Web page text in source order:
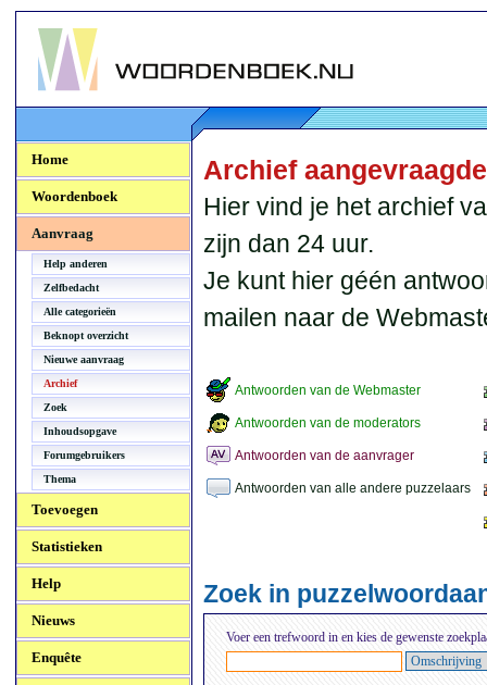
Woordenboek.NU
Home
Woordenboek
Aanvraag
Help anderen
Zelfbedacht
Alle categorieën
Beknopt overzicht
Nieuwe aanvraag
Archief
Zoek
Inhoudsopgave
Forumgebruikers
Thema
Toevoegen
Statistieken
Help
Nieuws
Enquête
Archief
Hier vind je het archief
zijn dan 24 uur.
Je kunt hier géén
mailen naar de
Antwoorden van de Webmaster
Antwoorden van de moderators
Antwoorden van de aanvrager
Antwoorden van alle andere puzzelaars
Zoek in
Voer een trefwoord in en kies de gewenste